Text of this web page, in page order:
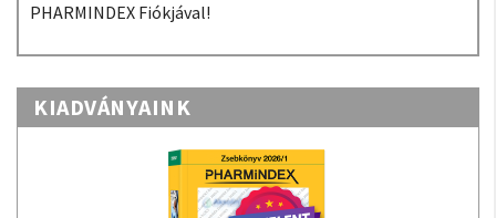
PHARMINDEX Fiókjával!
KIADVÁNYAINK